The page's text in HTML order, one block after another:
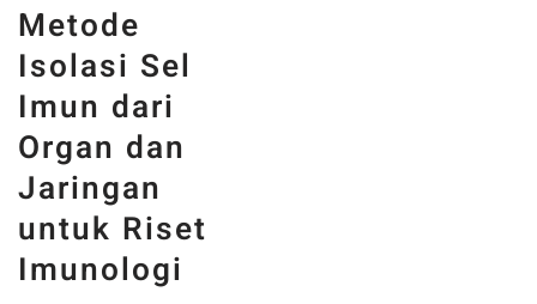
Metode
Isolasi Sel
Imun dari
Organ dan
Jaringan
untuk Riset
Imunologi